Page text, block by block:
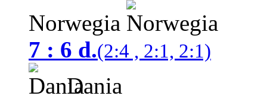
Norwegia
7 : 6 d.(2:4 , 2:1, 2:1)
Dania